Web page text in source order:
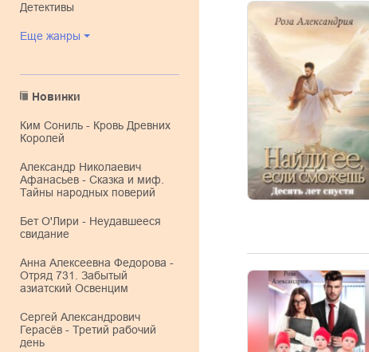
детективы
Еще жанры
Новинки
Ким Сониль - Кровь Древних
Королей
Александр Николаевич
Афанасьев - Сказка и миф.
Тайны народных поверий
Бет О'Лири - Неудавшееся
свидание
Анна Алексеевна Федорова -
Отряд 731. Забытый
азиатский Освенцим
Сергей Александрович
Герасёв - Третий рабочий
день